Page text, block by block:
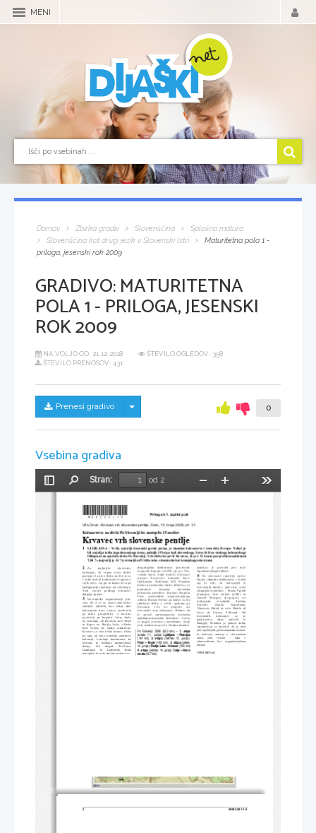
MENI
Domov Zbirka gradiv Slovenščina
Splošna matura
Slovenščina kot drugi jezik v Slovenski Istri
Maturitetna pola 1 -
priloga, jesenski rok 2009
GRADIVO:MATURITETNA
POLA 1 - PRILOGA, JESENSKI
ROK 2009
NA VOLJO OD: 21.12.2018
ŠTEVILO OGLEDOV: 358
ŠTEVILO PRENOSOV: 431
Prenesi gradivo Skrij/prikaži meni 0
Vsebina gradiva
Preklopi
Stran:
od 2
Pomanjšaj
Priloga k 1. izpitni poli
Vito Divac: Krvavec vrh slovenske pentlje. Delo, 15. maja 2008, str. 21.
Kolesarstvo: na dirki Po Sloveniji bo nastopilo 15 moštev
Krvavec vrh slovenske pentlje
1 LJUBLJANA  –  Vršič,  najvišji  slovenski  gorski  prelaz,  je  sinonim  kolesarstva  v  tem  delu  Evrope.  Nekoč
  je
bil najvišja točka jugoslovanskega toura, zadnjih 15 let pa tudi slovenskega. Letos 1611 m visokega kolesarskega
Olimpa ni na sporedu dirke Po Sloveniji. Vrh dirke bo prvič Krvavec, ki je z 12 km in povprečnim naklonom
7,84 % (največ ji je 14 %) strmejši od Vršiča tako s trentarske kot kranjskogorske strani.
2
Za         najboljše         slovenske
kolesarje,   ki   vzpon   sicer   dobro
poznajo, bo prva dirka na Krvavec
v tako moč ni konkurenci zagotovo
velik izziv, saj gre za klanec, ki se po
konfiguraciji  razlikuje  od  vršiškega.
Tudi    zaradi    poldrugi    kilometer
dolgega spusta.
3
Novomeški   organizatorji   pra-
vijo,  da  so  se  za  znano  smu čarsko
središče   odločili,   ker   želijo   dati
kolesarjem  nove  izzive,  predvsem
pa   dirko   posodobiti,   z   novimi
gostitelji  pa bogatiti.  Letos  bodo
na  seznamu,  ob  Krvavcu,  novi  Piran
in   Koper   ter   Škofja   Loka.   »Dirka
brez   Vršiča   bo   enako   atraktivna.
Krvavec  je  zelo  težak  klanec,  dirko
pa  tako  ali  tako  naredijo  zanimivo
kolesarji.   Letošnja   konkurenca   bo
izvrstna    in    bržkone    najmo čnejša
doslej.       Ob       ekipah       ProToura
Liquigasu      in      Lampreju      bodo
nastopila še zelo mo čna moštva iz
drugoligaške    konkurence    (predvsem
Acqua & Sapone in LPR, op. p.). Slo-
venske  barve  bodo  bran ili  kolesarji
ptujske   Perutnine,   kranjske   Save,
ljubljanske    Radenske    KD    Finančne
to čke  in  novomeške  Adrie  Mobila,«  je
predstavil          največjo          slovensko
kolesarsko  prireditev  direktor  Bogdan
Fink,     predsednik     organizacijskega
odbora  Marjan  Hribar  pa  dodal,  da  bo
jubilejna   dirka   v   celoti   speljana   po
Sloveniji.     »To     ne     pomeni,     da
slovenski  tour  zožujemo.  Želimo,  da
bi     postal     reprezentančna     slovenska
športnopromocijska   prireditev.   Letos
je  drugič
  povezan  s  turisti
čnimi    kraji,
zelo atraktivna pa bo 'obalno-kraška'
Po  Sloveniji  2008  (633  km)  – 1.
etapa
(sreda,  1 1 .   junija): Ljubljana  –  Postojna
(161  km),
2.  etapa ( četrtek,  12.  junija):
Piran  –  Koper (162  km), 3.  etapa
  (petek,
13. junija): Škofja Loka – Krvavec (153 km)
4.  etapa
  (sobota,  14.  junija):
Celje – Novo
mesto (157 km).
pentlja,«    je    povedal    prvi    mož
organizacijskega odbora.
4 Na   slovenski   »pentlji«   prič a-
kujejo  vrhunsko  konkurenco,  v  kateri
naj    bi    bili,    ob    kolesarjih    iz
slovenskih  klubov,  tudi  trije  vroči
olimpijski kandidati – Simon Špilak
(Lampre),   Jure   Golčer   (LPR)   in
Gorazd    Štangelj    (Liquigas)    ter
italijanski       zvezdniki       Stefano
Garzelli,        Danilo        Napolitano,
Vincenzo   Nibali   in   celo   Danilo   di
Luca     ali     Franco     Pellizotti.     Od
slovenskih       kolesarjev       se       je
predstavitve      dirke      udeležil      le
Štangelj.   Poudaril   je   pomen   dobre
organizacije  in  povedal,  da  je  med
šefi  najboljših  profesionalnih  moštev
in   kolesarji   mnenje   o   slovenskem
touru     zelo     visoko     –     tako     v
tekmovalnem    kot    organizacijskem
smislu.
VITO DIVAC
2 M092-201-1-5